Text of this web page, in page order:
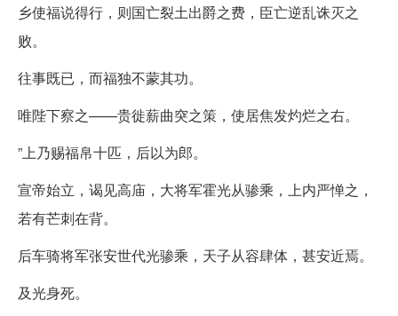
乡使福说得行，则国亡裂土出爵之费，臣亡逆乱诛灭之
败。
往事既已，而福独不蒙其功。
唯陛下察之——贵徙薪曲突之策，使居焦发灼烂之右。
”上乃赐福帛十匹，后以为郎。
宣帝始立，谒见高庙，大将军霍光从骖乘，上内严惮之，
若有芒刺在背。
后车骑将军张安世代光骖乘，天子从容肆体，甚安近焉。
及光身死。